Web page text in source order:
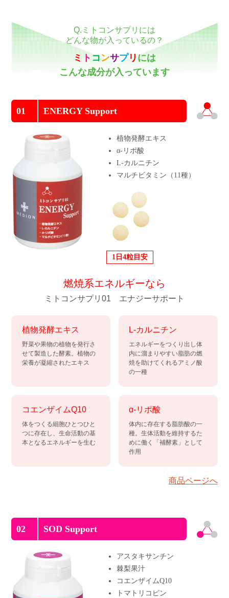
Q.ミトコンサプリには
どんな物が入っているの？
ミ ト コンサプリには
こんな成分が入っています
01 ENERGY Support
植物発酵エキス
α-リポ酸
L-カルニチン
マルチビタミン（11種）
1日4粒目安
燃焼系エネルギーなら
ミトコンサプリ01 エナジーサポート
植物発酵エキス
野菜や果物の植物を発行さ
せて製造した酵素。植物の
栄養が凝縮されたエキス
L-カルニチン
エネルギーをつくり出し体
内に溜まりやすい脂肪の燃
焼を助けてくれるアミノ酸
の一種
コエンザイムQ10
体をつくる細胞ひとつひと
つに存在し、生命活動の基
本となるエネルギーを生む
α-リポ酸
体内に存在する脂肪酸の一
種。生体活動を維持するた
めに働く「補酵素」として
作用
商品ページへ
02 SOD Support
アスタキサンチン
棘梨果汁
コエンザイムQ10
トマトリコピン